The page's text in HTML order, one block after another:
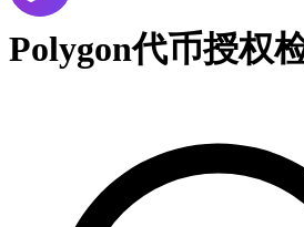
Polygon代币授权